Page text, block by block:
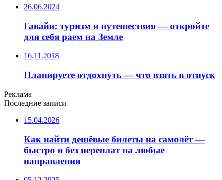
26.06.2024
Гавайи: туризм и путешествия — откройте
для себя раем на Земле
16.11.2018
Планируете отдохнуть — что взять в отпуск
Реклама
Последние записи
15.04.2026
Как найти дешёвые билеты на самолёт —
быстро и без переплат на любые
направления